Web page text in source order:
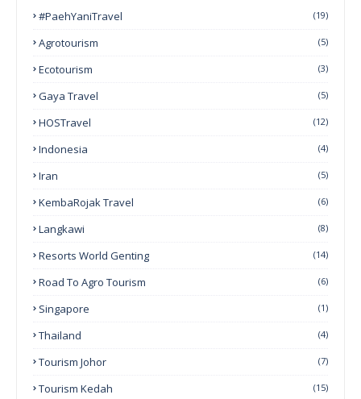
#PaehYaniTravel (19)
Agrotourism (5)
Ecotourism (3)
Gaya Travel (5)
HOSTravel (12)
Indonesia (4)
Iran (5)
KembaRojak Travel (6)
Langkawi (8)
Resorts World Genting (14)
Road To Agro Tourism (6)
Singapore (1)
Thailand (4)
Tourism Johor (7)
Tourism Kedah (15)